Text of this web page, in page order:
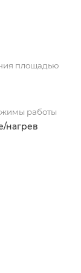
площадью
работы
нагрев